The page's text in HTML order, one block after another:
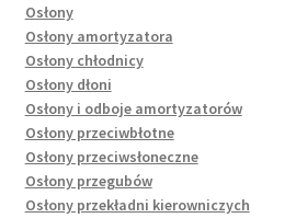
Osłony
Osłony amortyzatora
Osłony chłodnicy
Osłony dłoni
Osłony i odboje amortyzatorów
Osłony przeciwbłotne
Osłony przeciwsłoneczne
Osłony przegubów
Osłony przekładni kierowniczych